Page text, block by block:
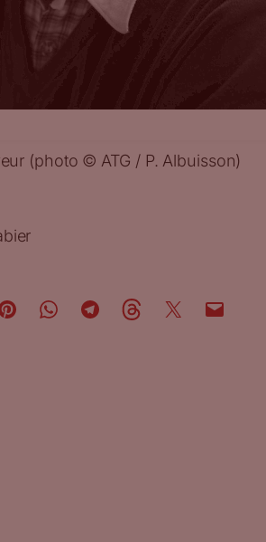
(photo © ATG / P. Albuisson)